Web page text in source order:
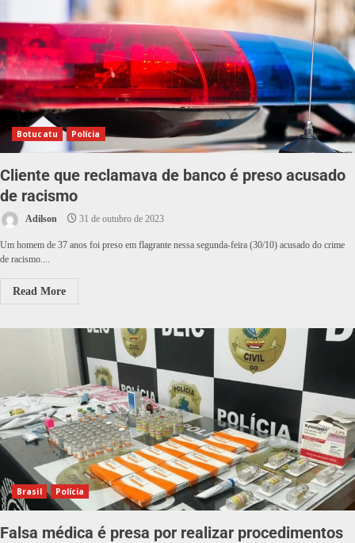
Botucatu Polícia
Cliente que reclamava de banco é preso acusado
de racismo
Adilson 31 de outubro de 2023
Um homem de 37 anos foi preso em flagrante nessa segunda-feira (30/10) acusado do crime
de racismo....
Read More
Brasil Polícia
Falsa médica é presa por realizar procedimentos